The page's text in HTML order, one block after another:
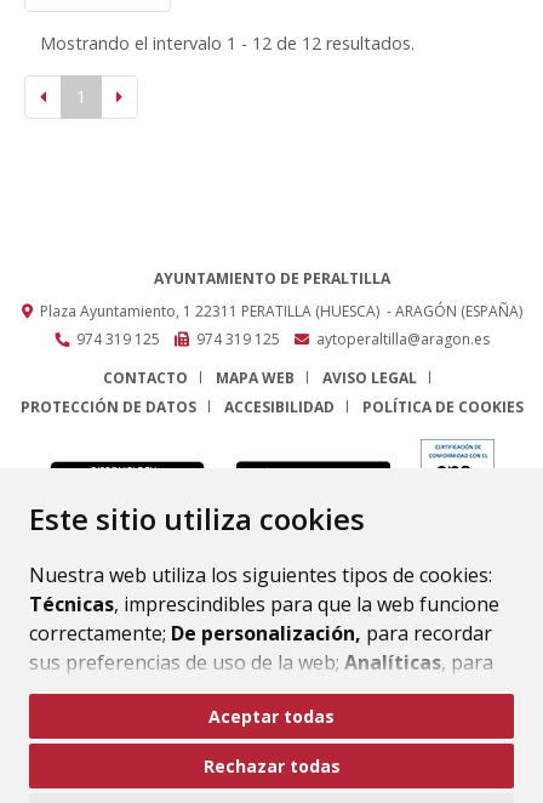
Este sitio utiliza cookies
Nuestra web utiliza los siguientes tipos de cookies:
Técnicas, imprescindibles para que la web funcione
correctamente; De personalización, para recordar
sus preferencias de uso de la web; Analíticas, para
mejorar el funcionamiento de la web y sus servicios.
Si acepta pulsando el botón“Aceptar todas”
consideramos que acepta su uso. Si pulsa el botón
Aceptar todas
Rechazar todas
Mostrando el intervalo 1 - 12 de 12 resultados.
1
AYUNTAMIENTO DE PERALTILLA
Plaza Ayuntamiento, 1 22311 PERATILLA (HUESCA) - ARAGÓN (ESPAÑA)
974 319 125
974 319 125
aytoperaltilla@aragon.es
CONTACTO
MAPA WEB
AVISO LEGAL
PROTECCIÓN DE DATOS
ACCESIBILIDAD POLÍTICA DE COOKIES